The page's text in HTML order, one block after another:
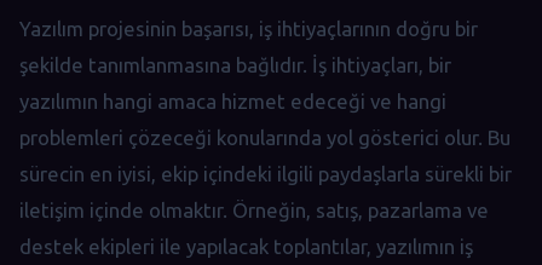
Yazılım projesinin başarısı, iş ihtiyaçlarının doğru bir
şekilde tanımlanmasına bağlıdır. İş ihtiyaçları, bir
yazılımın hangi amaca hizmet edeceği ve hangi
problemleri çözeceği konularında yol gösterici olur. Bu
sürecin en iyisi, ekip içindeki ilgili paydaşlarla sürekli bir
iletişim içinde olmaktır. Örneğin, satış, pazarlama ve
destek ekipleri ile yapılacak toplantılar, yazılımın iş